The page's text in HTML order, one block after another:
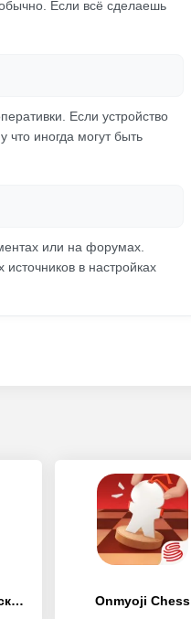
Если всё сделаешь
Если устройство
что иногда могут быть
или на форумах.
в настройках
Gridpunk королевская битва Onmyoji Chess